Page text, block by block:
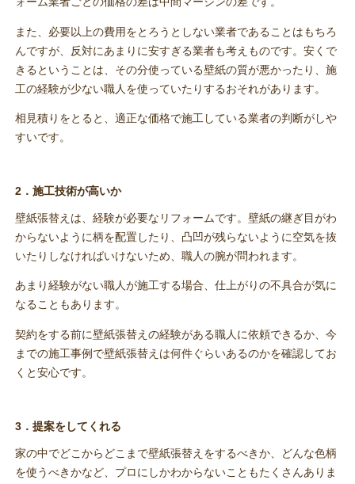
また、必要以上の費用をとろうとしない業者であることはもちろ
んですが、反対にあまりに安すぎる業者も考えものです。安くで
きるということは、その分使っている壁紙の質が悪かったり、施
工の経験が少ない職人を使っていたりするおそれがあります。
相見積りをとると、適正な価格で施工している業者の判断がしや
すいです。
2．施工技術が高いか
壁紙張替えは、経験が必要なリフォームです。壁紙の継ぎ目がわ
からないように柄を配置したり、凸凹が残らないように空気を抜
いたりしなければいけないため、職人の腕が問われます。
あまり経験がない職人が施工する場合、仕上がりの不具合が気に
なることもあります。
契約をする前に壁紙張替えの経験がある職人に依頼できるか、今
までの施工事例で壁紙張替えは何件ぐらいあるのかを確認してお
くと安心です。
3．提案をしてくれる
家の中でどこからどこまで壁紙張替えをするべきか、どんな色柄
を使うべきかなど、プロにしかわからないこともたくさんありま